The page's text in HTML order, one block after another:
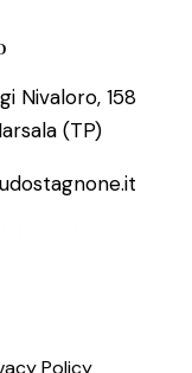
Nivaloro, 158
(TP)
Policy